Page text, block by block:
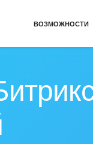
ВОЗМОЖНОСТИ